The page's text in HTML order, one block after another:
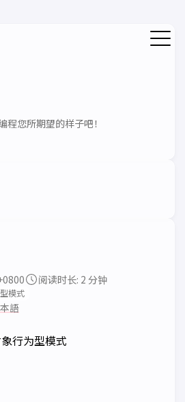
您所期望的样子吧！
阅读时长: 2 分钟
模式
語
行为型模式